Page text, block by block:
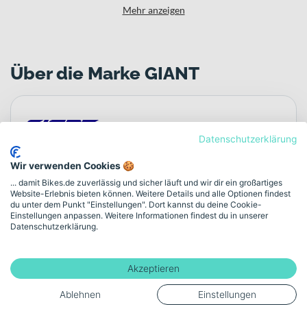
Mehr anzeigen
Über die Marke GIANT
Bikes für tägliche Wege und sportliche Ziele –
entwickelt als integriertes System.
GIANT ist ein weltweit aktiver Fahrradhersteller mit
Räder und E-Bikes mit dem Anspruch, Rahmen, Antrieb,
Federung und Elektronik als abgestimmtes
Gesamtsystem zu denken. Das Ergebnis sind
Datenschutzerklärung
Wir verwenden Cookies 🍪
... damit Bikes.de zuverlässig und sicher läuft und wir dir ein großartiges
Website-Erlebnis bieten können. Weitere Details und alle Optionen findest
du unter dem Punkt "Einstellungen". Dort kannst du deine Cookie-
Einstellungen anpassen. Weitere Informationen findest du in unserer
Datenschutzerklärung.
Akzeptieren
Ablehnen Einstellungen